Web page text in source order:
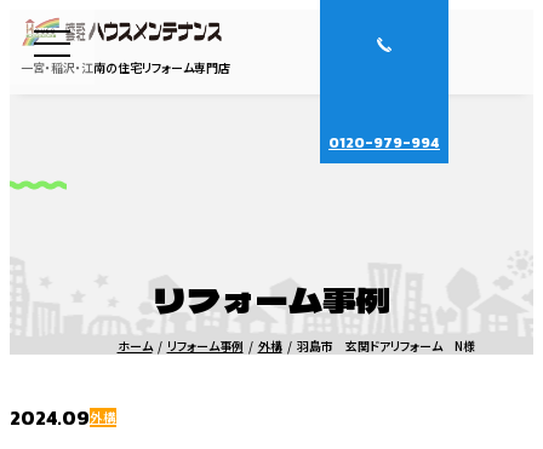
一宮・稲沢・江南の住宅リフォーム専門店
0120-979-994
リフォーム事例
ホーム リフォーム事例 外構 羽島市 玄関ドアリフォーム N様
2024.09外構